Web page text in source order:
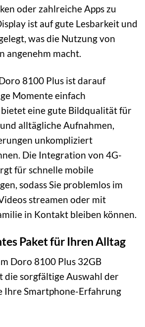
oder zahlreiche Apps zu
ist auf gute Lesbarkeit und
was die Nutzung von
angenehm macht.
8100 Plus ist darauf
Momente einfach
bietet eine gute Bildqualität für
alltägliche Aufnahmen,
unkompliziert
Die Integration von 4G-
für schnelle mobile
sodass Sie problemlos im
streamen oder mit
in Kontakt bleiben können.
Paket für Ihren Alltag
Doro 8100 Plus 32GB
die sorgfältige Auswahl der
Ihre Smartphone-Erfahrung